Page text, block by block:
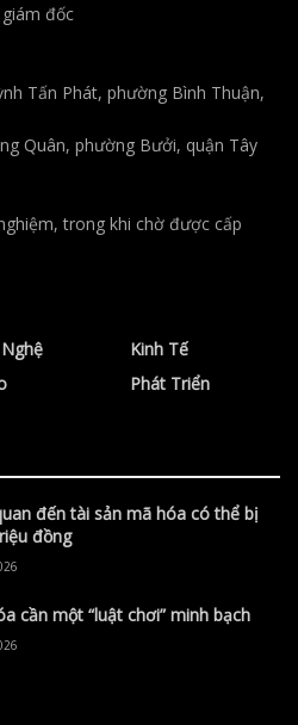
đốc
Tấn Phát, phường Bình Thuận,
Quân, phường Bưởi, quận Tây
trong khi chờ được cấp
Kinh Tế
Phát Triển
đến tài sản mã hóa có thể bị
đồng
cần một “luật chơi” minh bạch